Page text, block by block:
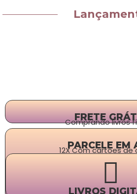
FRETE
Comprando livros
PARCELE EM
12X Com cartões de
LIVROS